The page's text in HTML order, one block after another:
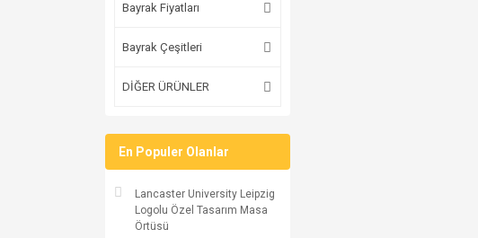
Bayrak Fiyatları
Bayrak Çeşitleri
DİĞER ÜRÜNLER
En Populer Olanlar
Lancaster University Leipzig
Logolu Özel Tasarım Masa
Örtüsü